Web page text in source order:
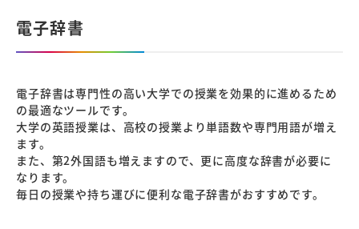
電子辞書
電子辞書は専門性の高い大学での授業を効果的に進めるため
の最適なツールです。
大学の英語授業は、高校の授業より単語数や専門用語が増え
ます。
また、第2外国語も増えますので、更に高度な辞書が必要に
なります。
毎日の授業や持ち運びに便利な電子辞書がおすすめです。